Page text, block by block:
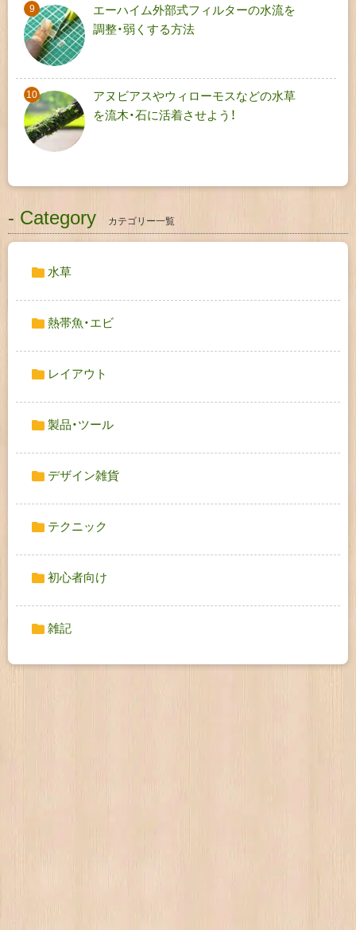
エーハイム外部式フィルターの水流を
調整・弱くする方法
アヌビアスやウィローモスなどの水草
を流木・石に活着させよう！
- Category カテゴリー一覧
水草
熱帯魚・エビ
レイアウト
製品・ツール
デザイン雑貨
テクニック
初心者向け
雑記